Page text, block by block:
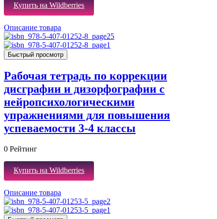
Купить на Wildberries
Описание товара
Быстрый просмотр
Рабочая тетрадь по коррекции
дисграфии и дизорфографии с
нейропсихологическими
упражнениями для повышения
успеваемости 3-4 классы
0 Рейтинг
Купить на Wildberries
Описание товара